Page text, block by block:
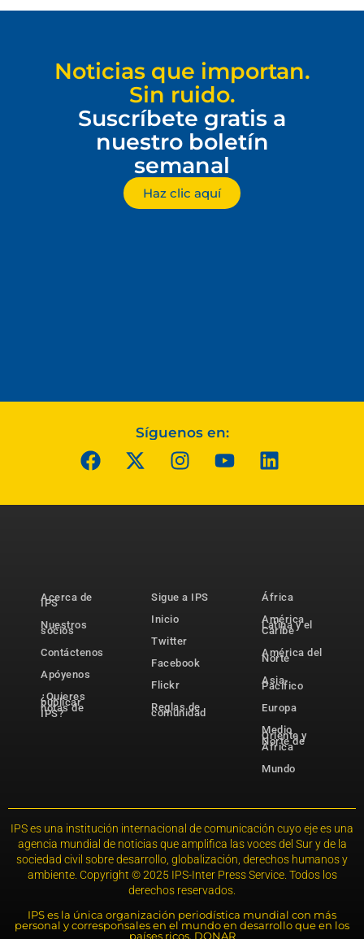
Noticias que importan.
Sin ruido.
Suscríbete gratis a
nuestro boletín
semanal
Haz clic aquí
Síguenos en:
Acerca de
IPS
Nuestros
socios
Contáctenos
Apóyenos
¿Quieres
publicar
notas de
IPS?
Sigue a IPS
Inicio
Twitter
Facebook
Flickr
Reglas de
comunidad
África
América
Latina y el
Caribe
América del
Norte
Asia-
Pacífico
Europa
Medio
Oriente y
Norte de
África
Mundo
IPS es una institución internacional de comunicación cuyo eje es una
agencia mundial de noticias que amplifica las voces del Sur y de la
sociedad civil sobre desarrollo, globalización, derechos humanos y
ambiente. Copyright © 2025 IPS-Inter Press Service. Todos los
derechos reservados.
IPS es la única organización periodística mundial con más
personal y corresponsales en el mundo en desarrollo que en los
países ricos. DONAR